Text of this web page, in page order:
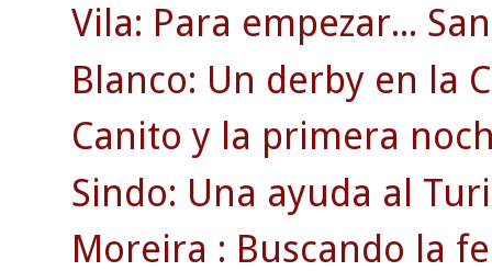
Vila: Para empezar...
Blanco: Un derby en la
Canito y la primera
Sindo: Una ayuda al
Moreira : Buscando la